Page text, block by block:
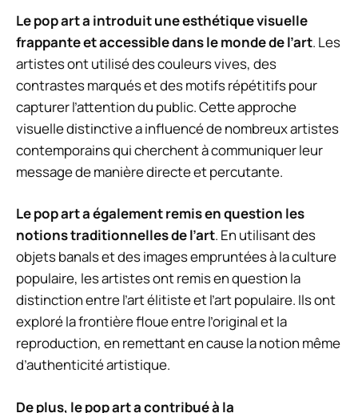
Le pop art a introduit une esthétique visuelle
frappante et accessible dans le monde de l’art. Les
artistes ont utilisé des couleurs vives, des
contrastes marqués et des motifs répétitifs pour
capturer l’attention du public. Cette approche
visuelle distinctive a influencé de nombreux artistes
contemporains qui cherchent à communiquer leur
message de manière directe et percutante.
Le pop art a également remis en question les
notions traditionnelles de l’art. En utilisant des
objets banals et des images empruntées à la culture
populaire, les artistes ont remis en question la
distinction entre l’art élitiste et l’art populaire. Ils ont
exploré la frontière floue entre l’original et la
reproduction, en remettant en cause la notion même
d’authenticité artistique.
De plus, le pop art a contribué à la